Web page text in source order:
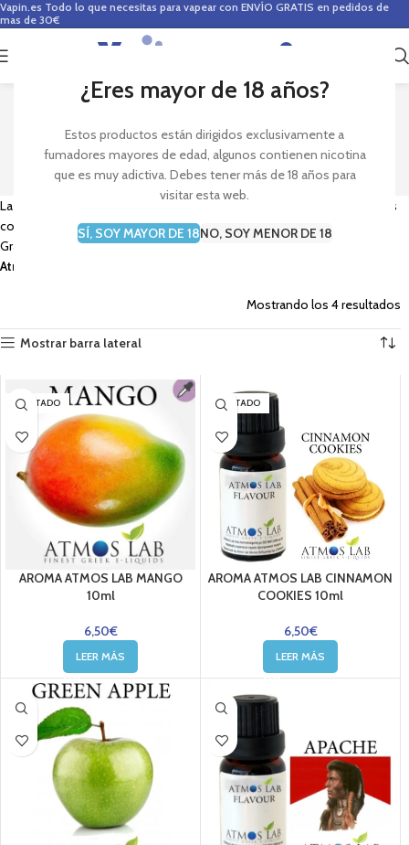
¿Eres mayor de 18 años?
Estos productos están dirigidos exclusivamente a
fumadores mayores de edad, algunos contienen nicotina
que es muy adictiva. Debes tener más de 18 años para
visitar esta web.
SÍ, SOY MAYOR DE 18NO, SOY MENOR DE 18
Vapin.es Todo lo que necesitas para vapear con ENVÍO GRATIS en pedidos de
mas de 30€
0
ATMOSLAB AROMAS
La marca
. Aromas
concentrados para hacer tu propio líquido para cigarrillo electrónico.
Gran variedad de diferentes sabores. Compra ya los
Atmoslab.
Mostrando los 4 resultados
Mostrar barra lateral
AGOTADO
AROMA ATMOS LAB MANGO
10ml
6,50€
LEER MÁS
AGOTADO
AROMA ATMOS LAB CINNAMON
COOKIES 10ml
6,50€
LEER MÁS